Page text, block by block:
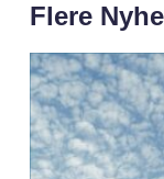
Flere